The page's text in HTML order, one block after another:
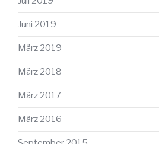
Juni 2019
März 2019
März 2018
März 2017
März 2016